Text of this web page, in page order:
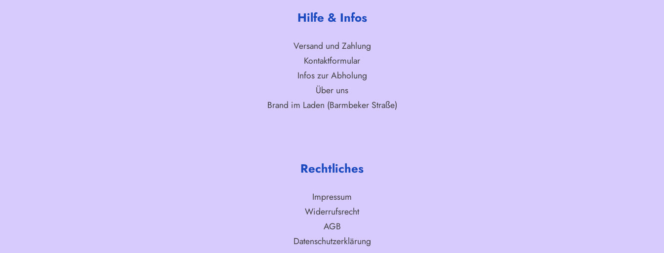
Hilfe & Infos
Versand und Zahlung
Kontaktformular
Infos zur Abholung
Über uns
Brand im Laden (Barmbeker Straße)
Rechtliches
Impressum
Widerrufsrecht
AGB
Datenschutzerklärung